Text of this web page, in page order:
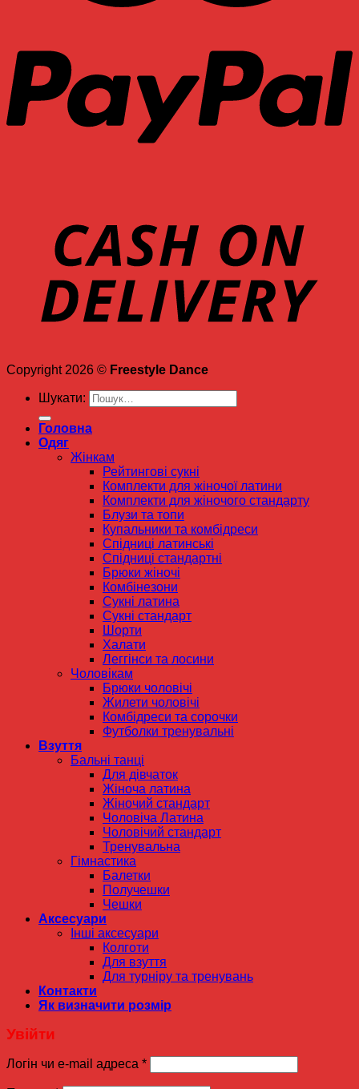
Copyright 2026 © Freestyle Dance
Шукати:
Головна
Одяг
Жінкам
Рейтингові сукні
Комплекти для жіночої латини
Комплекти для жіночого стандарту
Блузи та топи
Купальники та комбідреси
Спідниці латинські
Спідниці стандартні
Брюки жіночі
Комбінезони
Сукні латина
Сукні стандарт
Шорти
Халати
Леггінси та лосини
Чоловікам
Брюки чоловічі
Жилети чоловічі
Комбідреси та сорочки
Футболки тренувальні
Взуття
Бальні танці
Для дівчаток
Жіноча латина
Жіночий стандарт
Чоловіча Латина
Чоловічий стандарт
Тренувальна
Гімнастика
Балетки
Получешки
Чешки
Аксесуари
Інші аксесуари
Колготи
Для взуття
Для турніру та тренувань
Контакти
Як визначити розмір
Увійти
Логін чи e-mail адреса *